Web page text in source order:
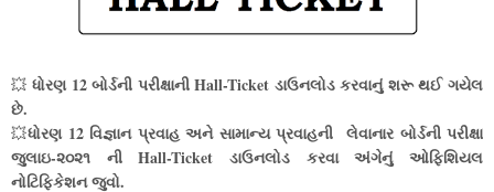
💥ધોરણ 12 બોર્ડની પરીક્ષાની Hall-Ticket ડાઉનલોડ કરવાનું શરૂ થઈ ગયેલ
છે.
💥ધોરણ 12 વિજ્ઞાન પ્રવાહ અને સામાન્ય પ્રવાહની લેવાનાર બોર્ડની પરીક્ષા
જુલાઇ-૨૦૨૧ ની Hall-Ticket ડાઉનલોડ કરવા અંગેનું ઓફિશિયલ
નોટિફિકેશન જુવો.